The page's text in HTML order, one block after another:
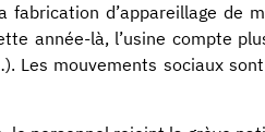
d’appareillage de
année-là, l’usine compte
Les mouvements sociaux